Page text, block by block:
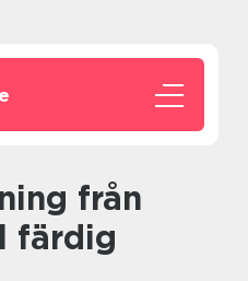
färdig